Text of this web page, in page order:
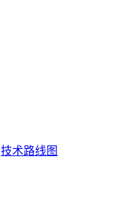
技术路线图